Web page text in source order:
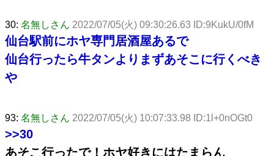
30: 名無しさん 2022/07/05(火) 09:30:26.63 ID:9KukU/0fM
仙台駅前にホヤ専門居酒屋あるで
仙台行ったら牛タンよりまずあそこに行くべき
や
93: 名無しさん 2022/07/05(火) 10:07:33.98 ID:1l+0nOGt0
>>30
あそこ行ったで！ホヤ好きにはたまらん